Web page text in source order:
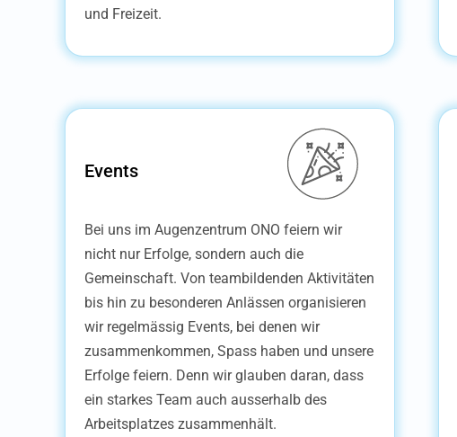
und Freizeit.
Events
Bei uns im Augenzentrum ONO feiern wir
nicht nur Erfolge, sondern auch die
Gemeinschaft. Von teambildenden Aktivitäten
bis hin zu besonderen Anlässen organisieren
wir regelmässig Events, bei denen wir
zusammenkommen, Spass haben und unsere
Erfolge feiern. Denn wir glauben daran, dass
ein starkes Team auch ausserhalb des
Arbeitsplatzes zusammenhält.